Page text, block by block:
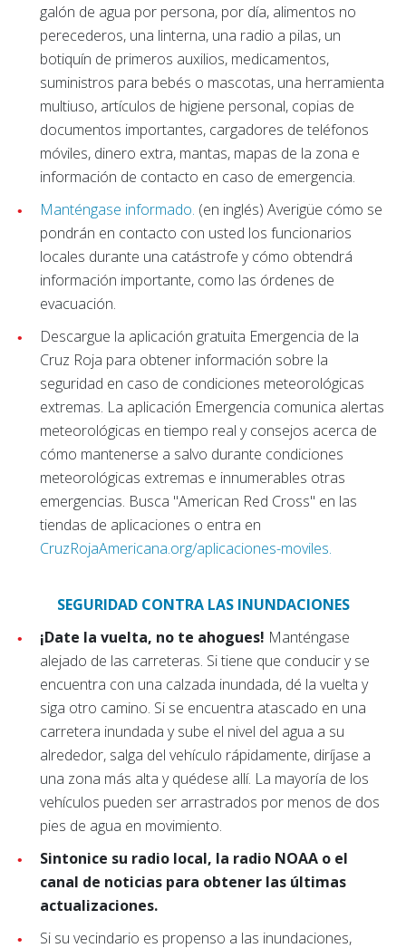
galón de agua por persona, por día, alimentos no
perecederos, una linterna, una radio a pilas, un
botiquín de primeros auxilios, medicamentos,
suministros para bebés o mascotas, una herramienta
multiuso, artículos de higiene personal, copias de
documentos importantes, cargadores de teléfonos
móviles, dinero extra, mantas, mapas de la zona e
información de contacto en caso de emergencia.
Manténgase informado. (en inglés) Averigüe cómo se
pondrán en contacto con usted los funcionarios
locales durante una catástrofe y cómo obtendrá
información importante, como las órdenes de
evacuación.
Descargue la aplicación gratuita Emergencia de la
Cruz Roja para obtener información sobre la
seguridad en caso de condiciones meteorológicas
extremas. La aplicación Emergencia comunica alertas
meteorológicas en tiempo real y consejos acerca de
cómo mantenerse a salvo durante condiciones
meteorológicas extremas e innumerables otras
emergencias. Busca "American Red Cross" en las
tiendas de aplicaciones o entra en
CruzRojaAmericana.org/aplicaciones-moviles.
SEGURIDAD CONTRA LAS INUNDACIONES
¡Date la vuelta, no te ahogues! Manténgase
alejado de las carreteras. Si tiene que conducir y se
encuentra con una calzada inundada, dé la vuelta y
siga otro camino. Si se encuentra atascado en una
carretera inundada y sube el nivel del agua a su
alrededor, salga del vehículo rápidamente, diríjase a
una zona más alta y quédese allí. La mayoría de los
vehículos pueden ser arrastrados por menos de dos
pies de agua en movimiento.
Sintonice su radio local, la radio NOAA o el
canal de noticias para obtener las últimas
actualizaciones.
Si su vecindario es propenso a las inundaciones,